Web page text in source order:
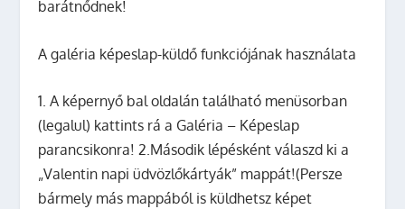
barátnődnek!
A galéria képeslap-küldő funkciójának használata
1. A képernyő bal oldalán található menüsorban
(legalul) kattints rá a Galéria – Képeslap
parancsikonra! 2.Második lépésként válaszd ki a
„Valentin napi üdvözlőkártyák” mappát!(Persze
bármely más mappából is küldhetsz képet